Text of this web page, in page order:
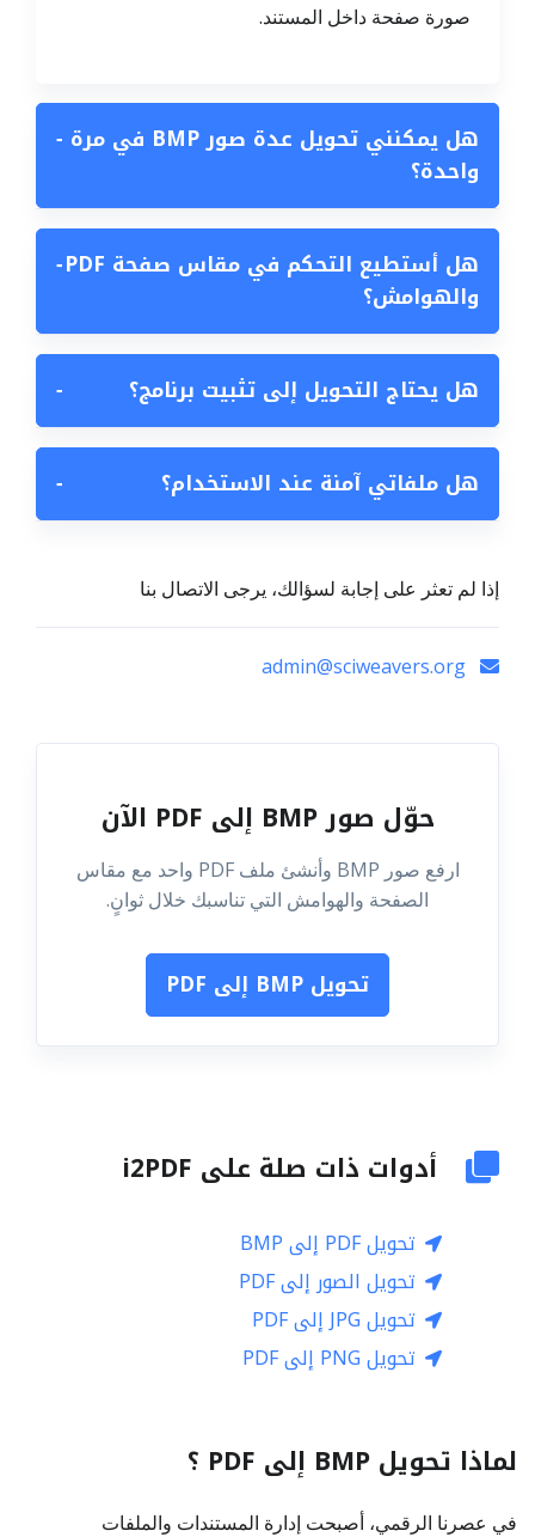
صورة صفحة داخل المستند.
هل يمكنني تحويل عدة صور BMP في مرة
واحدة؟
−
هل أستطيع التحكم في مقاس صفحة PDF
والهوامش؟
−
هل يحتاج التحويل إلى تثبيت برنامج؟ −
هل ملفاتي آمنة عند الاستخدام؟ −
إذا لم تعثر على إجابة لسؤالك، يرجى الاتصال بنا
حوّل صور BMP إلى PDF الآن
ارفع صور BMP وأنشئ ملف PDF واحد مع مقاس
الصفحة والهوامش التي تناسبك خلال ثوانٍ.
تحويل BMP إلى PDF
أدوات ذات صلة على i2PDF
تحويل PDF إلى BMP
تحويل الصور إلى PDF
تحويل JPG إلى PDF
تحويل PNG إلى PDF
لماذا تحويل BMP إلى PDF ؟
في عصرنا الرقمي، أصبحت إدارة المستندات والملفات